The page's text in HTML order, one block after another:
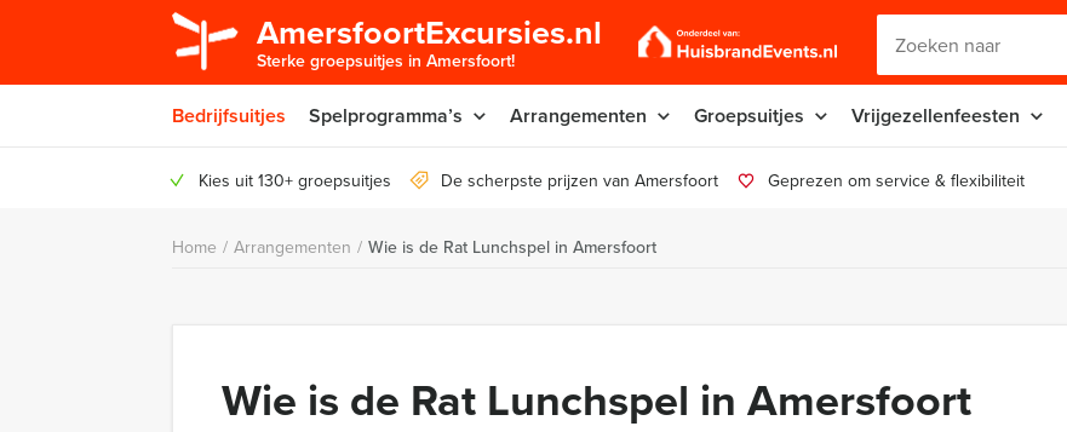
AmersfoortExcursies.nl
Sterke groepsuitjes in Amersfoort!
Bedrijfsuitjes Spelprogramma’s Arrangementen Groepsuitjes Vrijgezellenfeesten
Kies uit 130+ groepsuitjes De scherpste prijzen van Amersfoort Geprezen om service & flexibiliteit
Home / Arrangementen / Wie is de Rat Lunchspel in Amersfoort
Wie is de Rat Lunchspel in Amersfoort